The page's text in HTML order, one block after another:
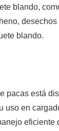
blando,
blando.
pacas está
uso en
eficiente